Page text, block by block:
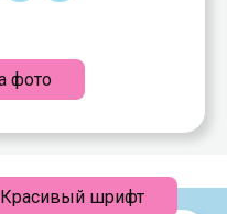
фото
Красивый шрифт